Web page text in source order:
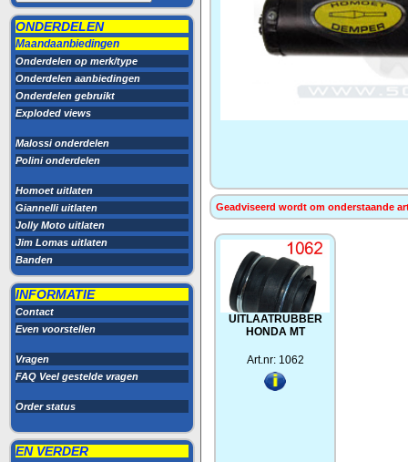
ONDERDELEN
Maandaanbiedingen
Onderdelen op merk/type
Onderdelen aanbiedingen
Onderdelen gebruikt
Exploded views
Malossi onderdelen
Polini onderdelen
Homoet uitlaten
Giannelli uitlaten
Jolly Moto uitlaten
Jim Lomas uitlaten
Banden
INFORMATIE
Contact
Even voorstellen
Vragen
FAQ Veel gestelde vragen
Order status
EN VERDER
Geadviseerd wordt om onderstaande
UITLAATRUBBER
HONDA MT
Art.nr: 1062